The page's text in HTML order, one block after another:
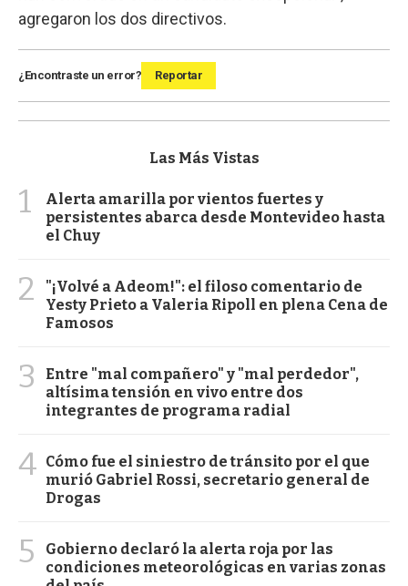
agregaron los dos directivos.
¿Encontraste un error? Reportar
Las Más Vistas
1
Alerta amarilla por vientos fuertes y
persistentes abarca desde Montevideo hasta
el Chuy
2
"¡Volvé a Adeom!": el filoso comentario de
Yesty Prieto a Valeria Ripoll en plena Cena de
Famosos
3
Entre "mal compañero" y "mal perdedor",
altísima tensión en vivo entre dos
integrantes de programa radial
4 Cómo fue el siniestro de tránsito por el que
murió Gabriel Rossi, secretario general de
Drogas
5
Gobierno declaró la alerta roja por las
condiciones meteorológicas en varias zonas